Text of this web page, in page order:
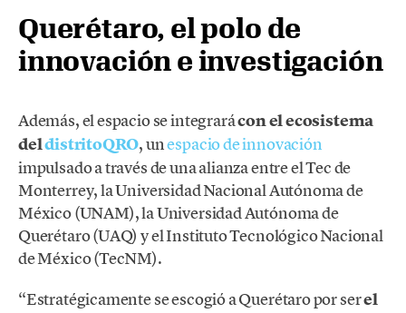
Querétaro, el polo de
innovación e investigación
Además, el espacio se integrarácon el ecosistema
deldistritoQRO, unespacio de innovación
impulsado a través de una alianza entre el Tec de
Monterrey, la Universidad Nacional Autónoma de
México (UNAM), la Universidad Autónoma de
Querétaro (UAQ) y el Instituto Tecnológico Nacional
de México (TecNM).
“Estratégicamente se escogió a Querétaro por serel